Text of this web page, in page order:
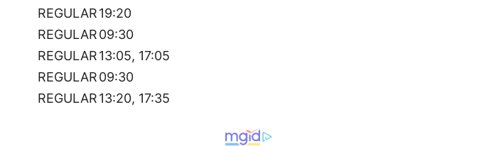
REGULAR19:20
REGULAR09:30
REGULAR13:05, 17:05
REGULAR09:30
REGULAR13:20, 17:35